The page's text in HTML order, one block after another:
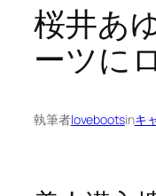
桜井あ
ーツに
執筆者lovebootsinキ